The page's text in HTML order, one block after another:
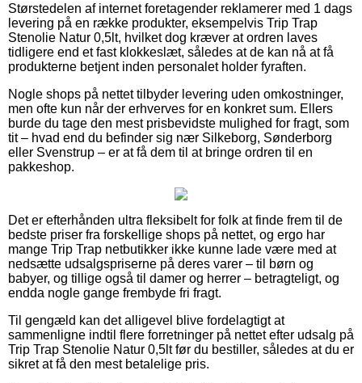
Størstedelen af internet foretagender reklamerer med 1 dags
levering på en række produkter, eksempelvis Trip Trap
Stenolie Natur 0,5lt, hvilket dog kræver at ordren laves
tidligere end et fast klokkeslæt, således at de kan nå at få
produkterne betjent inden personalet holder fyraften.
Nogle shops på nettet tilbyder levering uden omkostninger,
men ofte kun når der erhverves for en konkret sum. Ellers
burde du tage den mest prisbevidste mulighed for fragt, som
tit – hvad end du befinder sig nær Silkeborg, Sønderborg
eller Svenstrup – er at få dem til at bringe ordren til en
pakkeshop.
Det er efterhånden ultra fleksibelt for folk at finde frem til de
bedste priser fra forskellige shops på nettet, og ergo har
mange Trip Trap netbutikker ikke kunne lade være med at
nedsætte udsalgspriserne på deres varer – til børn og
babyer, og tillige også til damer og herrer – betragteligt, og
endda nogle gange frembyde fri fragt.
Til gengæld kan det alligevel blive fordelagtigt at
sammenligne indtil flere forretninger på nettet efter udsalg på
Trip Trap Stenolie Natur 0,5lt før du bestiller, således at du er
sikret at få den mest betalelige pris.